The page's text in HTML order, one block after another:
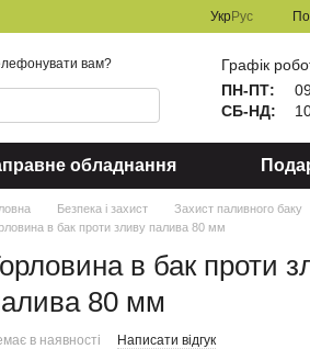
УкрРус
вам?
Графік
ПН-ПТ:
СБ-НД:
обладнання
Безпека і захист Захист паливного баку
в бак проти зливу палива 80 мм
в бак проти
80 мм
в наявності Написати відгук